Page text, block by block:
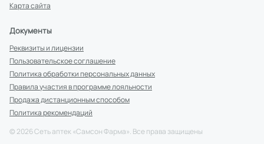
Карта сайта
Документы
Реквизиты и лицензии
Пользовательское соглашение
Политика обработки персональных данных
Правила участия в программе лояльности
Продажа дистанционным способом
Политика рекомендаций
© 2026Сеть аптек «Самсон Фарма». Все права защищены